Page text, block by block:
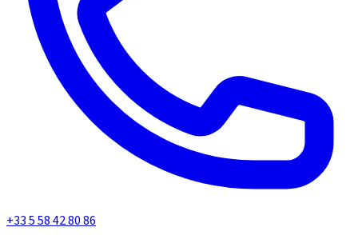
+33 5 58 42 80 86